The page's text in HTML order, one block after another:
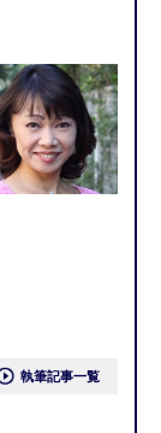
執筆記事一覧